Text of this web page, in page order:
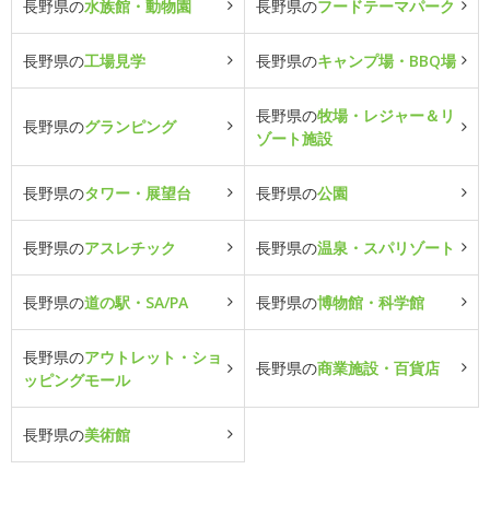
長野県の水族館・動物園 長野県のフードテーマパーク
長野県の工場見学 長野県のキャンプ場・BBQ場
長野県のグランピング
長野県の牧場・レジャー＆リ
ゾート施設
長野県のタワー・展望台 長野県の公園
長野県のアスレチック 長野県の温泉・スパリゾート
長野県の道の駅・SA/PA 長野県の博物館・科学館
長野県のアウトレット・ショ
ッピングモール
長野県の商業施設・百貨店
長野県の美術館